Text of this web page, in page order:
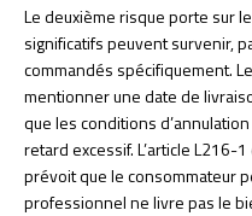
Le deuxième risque porte sur
significatifs peuvent survenir,
commandés spécifiquement.
mentionner une date de
que les conditions
retard excessif. L’article L216-1
prévoit que le consommateur
professionnel ne livre pas le